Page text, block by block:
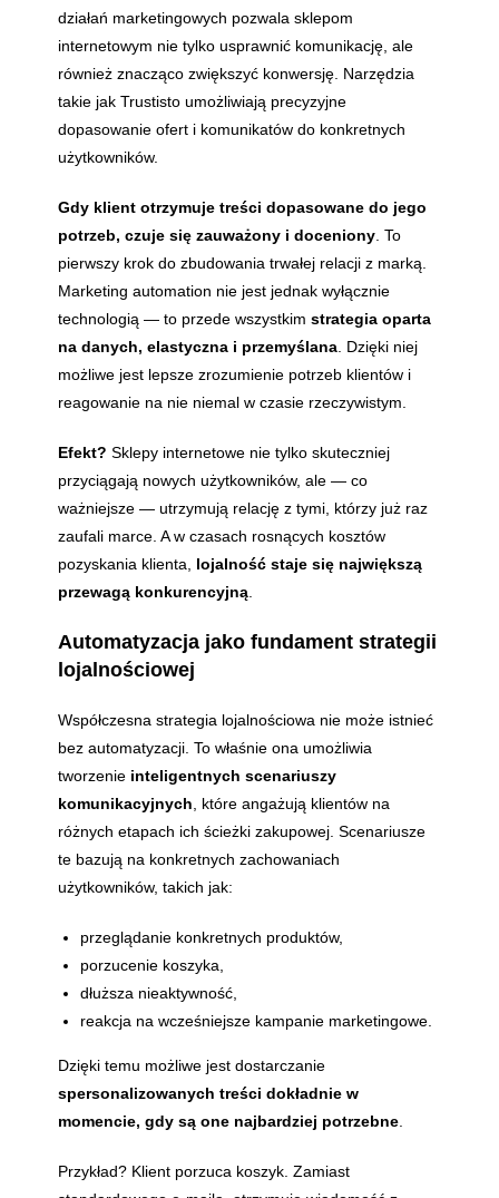
działań marketingowych pozwala sklepom
internetowym nie tylko usprawnić komunikację, ale
również znacząco zwiększyć konwersję. Narzędzia
takie jak Trustisto umożliwiają precyzyjne
dopasowanie ofert i komunikatów do konkretnych
użytkowników.
Gdy klient otrzymuje treści dopasowane do jego
potrzeb, czuje się zauważony i doceniony . To
pierwszy krok do zbudowania trwałej relacji z marką.
Marketing automation nie jest jednak wyłącznie
technologią — to przede wszystkimstrategia oparta
na danych, elastyczna i przemyślana . Dzięki niej
możliwe jest lepsze zrozumienie potrzeb klientów i
reagowanie na nie niemal w czasie rzeczywistym.
Efekt? Sklepy internetowe nie tylko skuteczniej
przyciągają nowych użytkowników, ale — co
ważniejsze — utrzymują relację z tymi, którzy już raz
zaufali marce. A w czasach rosnących kosztów
pozyskania klienta, lojalność staje się największą
przewagą konkurencyjną
Automatyzacja jako fundament strategii
lojalnościowej
Współczesna strategia lojalnościowa nie może istnieć
bez automatyzacji. To właśnie ona umożliwia
tworzenie inteligentnych scenariuszy
komunikacyjnych , które angażują klientów na
różnych etapach ich ścieżki zakupowej. Scenariusze
te bazują na konkretnych zachowaniach
użytkowników, takich jak:
przeglądanie konkretnych produktów,
porzucenie koszyka,
dłuższa nieaktywność,
reakcja na wcześniejsze kampanie marketingowe.
Dzięki temu możliwe jest dostarczanie
spersonalizowanych treści dokładnie w
momencie, gdy są one najbardziej potrzebne
Przykład? Klient porzuca koszyk. Zamiast